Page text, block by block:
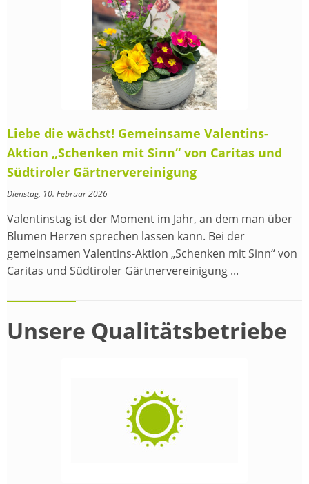
Liebe die wächst! Gemeinsame Valentins-
Aktion „Schenken mit Sinn“ von Caritas und
Südtiroler Gärtnervereinigung
Dienstag, 10. Februar 2026
Valentinstag ist der Moment im Jahr, an dem man über
Blumen Herzen sprechen lassen kann. Bei der
gemeinsamen Valentins-Aktion „Schenken mit Sinn“ von
Caritas und Südtiroler Gärtnervereinigung ...
Unsere Qualitätsbetriebe